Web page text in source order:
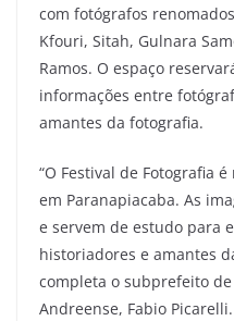
com fotógrafos
Kfouri, Sitah, Gulnara
Ramos. O espaço
informações entre
amantes da fotografia.
“O Festival de Fotografia
em Paranapiacaba. As
e servem de estudo para
historiadores e amantes
completa o subprefeito
Andreense, Fabio Picarelli.